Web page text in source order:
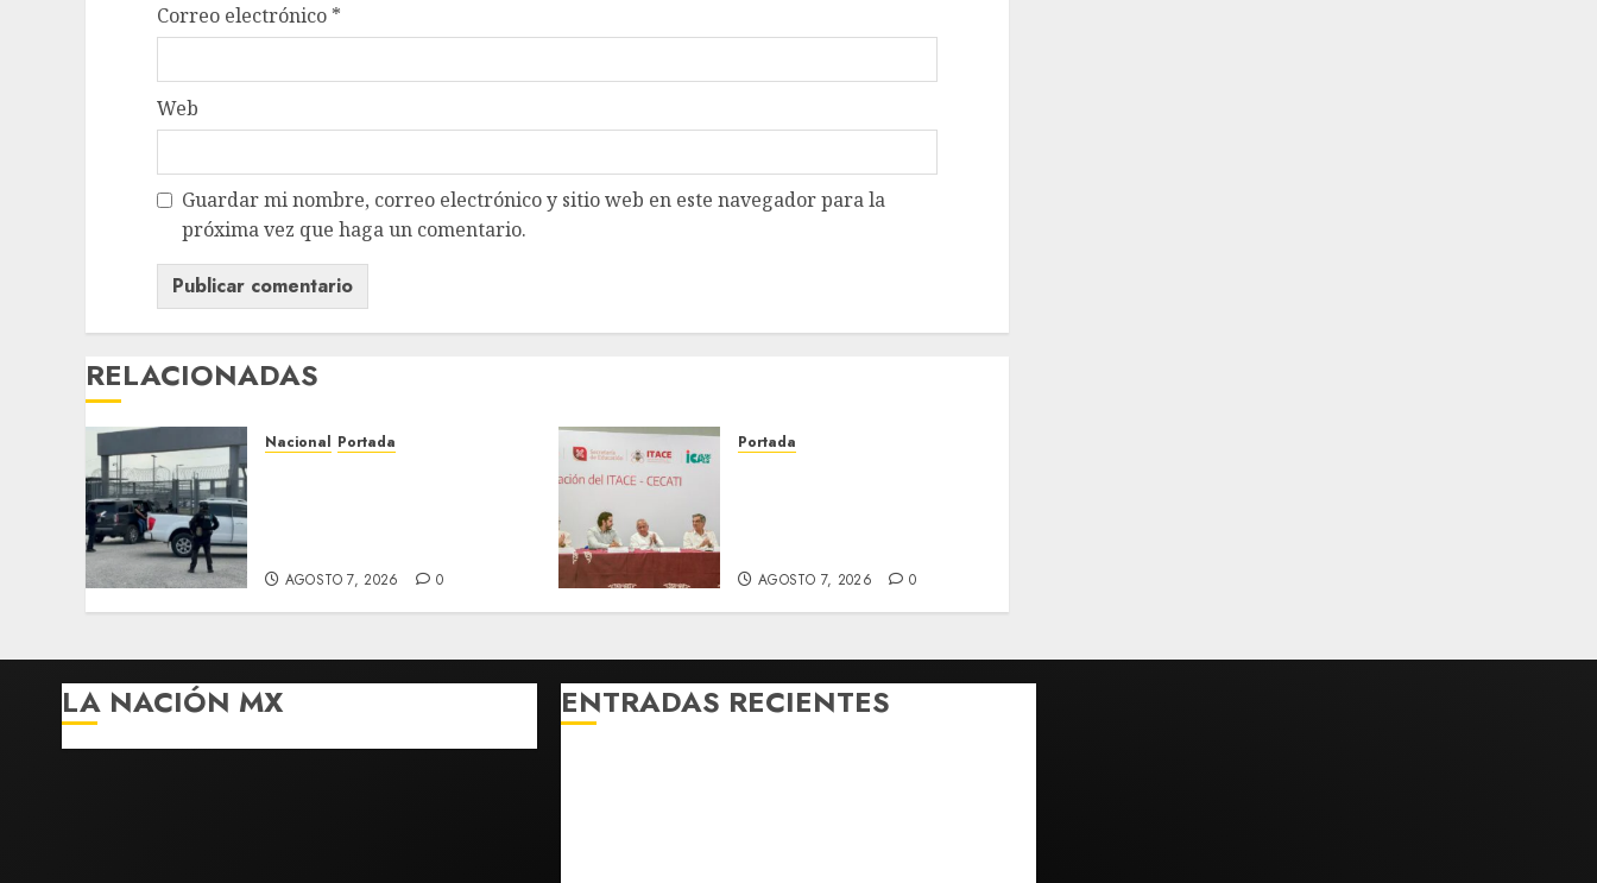
Correo electrónico *
Web
Guardar mi nombre, correo electrónico y sitio web en este navegador para la
próxima vez que haga un comentario.
RELACIONADAS
Nacional Portada
AGOSTO 7, 2026 0
Portada
AGOSTO 7, 2026 0
LA NACIÓN MX ENTRADAS RECIENTES